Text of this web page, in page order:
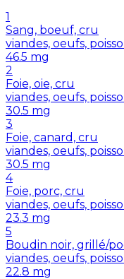
1
Sang, boeuf, cru
viandes, oeufs,
46.5 mg
2
Foie, oie, cru
viandes, oeufs,
30.5 mg
3
Foie, canard, cru
viandes, oeufs,
30.5 mg
4
Foie, porc, cru
viandes, oeufs,
23.3 mg
5
Boudin noir, grillé/
viandes, oeufs,
22.8 mg